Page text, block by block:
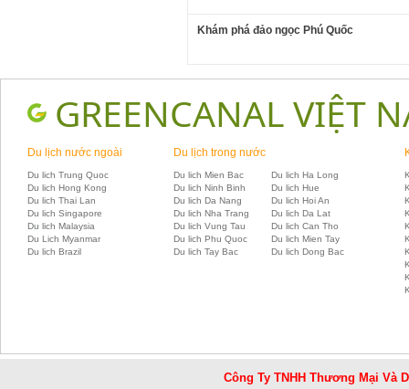
Khám phá đảo ngọc Phú Quốc
GREENCANAL VIỆT
Du lịch nước ngoài
Du lich Trung Quoc
Du lich Hong Kong
Du lich Thai Lan
Du lich Singapore
Du lich Malaysia
Du Lich Myanmar
Du lich Brazil
Du lịch trong nước
Du lich Mien Bac
Du lich Ha Long
Du lich Ninh Binh
Du lich Hue
Du lich Da Nang
Du lich Hoi An
Du lich Nha Trang
Du lich Da Lat
Du lich Vung Tau
Du lich Can Tho
Du lich Phu Quoc
Du lich Mien Tay
Du lich Tay Bac
Du lich Dong Bac
Công Ty TNHH Thương Mại Và